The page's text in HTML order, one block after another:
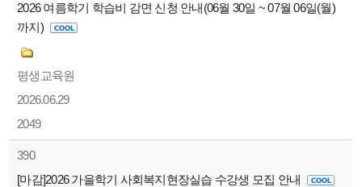
2026 여름학기 학습비 감면 신청 안내(06월 30일 ~ 07월 06일(월)
까지)
평생교육원
2026.06.29
2049
390
[마감]2026 가을학기 사회복지현장실습 수강생 모집 안내